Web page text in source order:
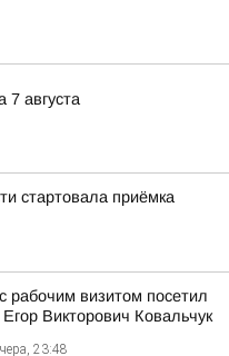
7 августа
стартовала приёмка
рабочим визитом посетил
Викторович Ковальчук
23:48